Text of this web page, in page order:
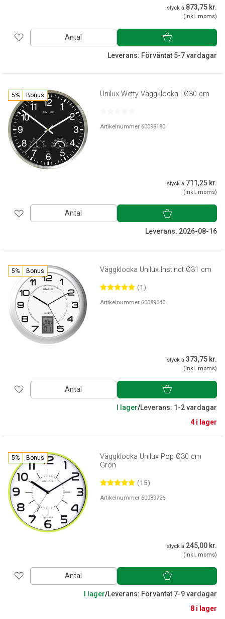
styck á 873,75 kr.
(inkl. moms)
Antal
Leverans: Förväntat 5-7 vardagar
5% Bonus Unilux Wetty Väggklocka | Ø30 cm
Artikelnummer 60098180
styck á 711,25 kr.
(inkl. moms)
Antal
Leverans: 2026-08-16
5% Bonus Väggklocka Unilux Instinct Ø31 cm
(1)
Artikelnummer 60089640
styck á 373,75 kr.
(inkl. moms)
Antal
I lager/Leverans: 1-2 vardagar
4 i lager
5% Bonus
Väggklocka Unilux Pop Ø30 cm
Grön
(15)
Artikelnummer 60089726
styck á 245,00 kr.
(inkl. moms)
Antal
I lager/Leverans: Förväntat 7-9 vardagar
8 i lager